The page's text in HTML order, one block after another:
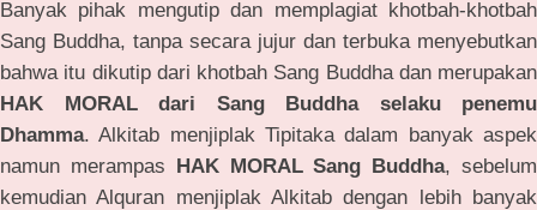
Banyak pihak mengutip dan memplagiat khotbah-khotbah
Sang Buddha, tanpa secara jujur dan terbuka menyebutkan
bahwa itu dikutip dari khotbah Sang Buddha dan merupakan
HAK MORAL dari Sang Buddha selaku penemu
Dhamma. Alkitab menjiplak Tipitaka dalam banyak aspek
namun merampas HAK MORAL Sang Buddha, sebelum
kemudian Alquran menjiplak Alkitab dengan lebih banyak